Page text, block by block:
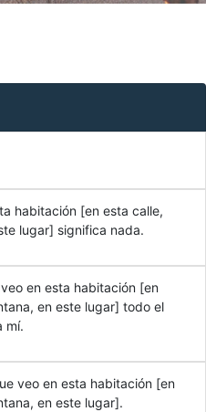
habitación [en esta calle,
lugar] significa nada.
en esta habitación [en
en este lugar] todo el
mí.
veo en esta habitación [en
en este lugar].